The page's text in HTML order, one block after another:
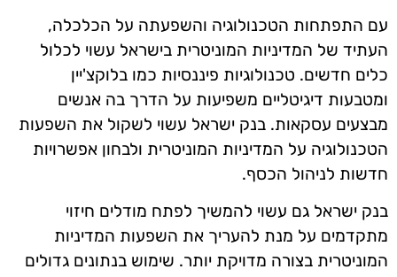
עם התפתחות הטכנולוגיה והשפעתה על הכלכלה,
העתיד של המדיניות המוניטרית בישראל עשוי לכלול
כלים חדשים. טכנולוגיות פיננסיות כמו בלוקצ'יין
ומטבעות דיגיטליים משפיעות על הדרך בה אנשים
מבצעים עסקאות. בנק ישראל עשוי לשקול את השפעות
הטכנולוגיה על המדיניות המוניטרית ולבחון אפשרויות
חדשות לניהול הכסף.
בנק ישראל גם עשוי להמשיך לפתח מודלים חיזוי
מתקדמים על מנת להעריך את השפעות המדיניות
המוניטרית בצורה מדויקת יותר. שימוש בנתונים גדולים